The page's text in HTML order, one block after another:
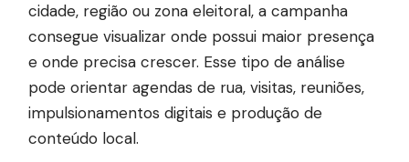
cidade, região ou zona eleitoral, a campanha
consegue visualizar onde possui maior presença
e onde precisa crescer. Esse tipo de análise
pode orientar agendas de rua, visitas, reuniões,
impulsionamentos digitais e produção de
conteúdo local.